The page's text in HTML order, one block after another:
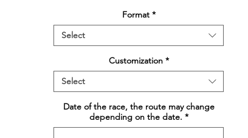
Format *
Select
Customization *
Select
Date of the race, the route may change
depending on the date. *